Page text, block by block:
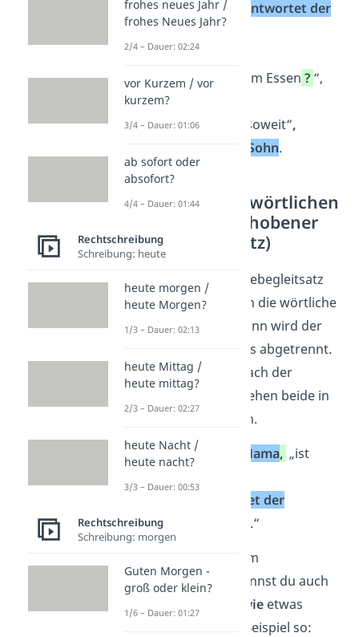
„Ich komme“
antwortet der
Sohn.
„Kommst du zum Essen ? “,
fragt Mama
„Ich bin gleich soweit“,
antwortet der Sohn.
Zwischen der wörtlichen
Rede (eingeschobener
Redebegleitsatz)
Du kannst den Redebegleitsatz
aber auch zwischen die wörtliche
Rede schreiben. Dann wird der
Satz durch Kommas abgetrennt.
Die Teile vor und nach der
wörtlichen Rede stehen beide in
Anführungszeichen.
„Essen“
ruft Mama, „ist
antwortet der
Sohn
„komme.“
Mit einem
Redebegleitsatz kannst du auch
wie etwas
gesagt wird. Zum Beispiel so:
frohes neues Jahr /
frohes Neues Jahr?
2/4 – Dauer: 02:24
vor Kurzem / vor
kurzem?
3/4 – Dauer: 01:06
ab sofort oder
absofort?
4/4 – Dauer: 01:44
Rechtschreibung
Schreibung: heute
heute morgen /
heute Morgen?
1/3 – Dauer: 02:13
heute Mittag /
heute mittag?
2/3 – Dauer: 02:27
heute Nacht /
heute nacht?
3/3 – Dauer: 00:53
Rechtschreibung
Schreibung: morgen
Guten Morgen -
groß oder klein?
1/6 – Dauer: 01:27